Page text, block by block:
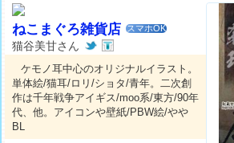
ねこまぐろ雑貨店 スマホOK
猫谷美甘さん
ケモノ耳中心のオリジナルイラスト。
単体絵/猫耳/ロリ/ショタ/青年。二次創
作は千年戦争アイギス/moo系/東方/90年
代、他。アイコンや壁紙/PBW絵/やや
BL